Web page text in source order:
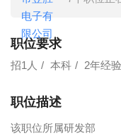
职位要求
招1人 本科 2年经验
职位描述
该职位所属研发部